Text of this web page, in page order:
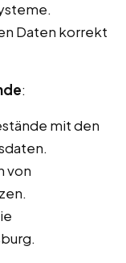
Daten korrekt
:
mit den
von